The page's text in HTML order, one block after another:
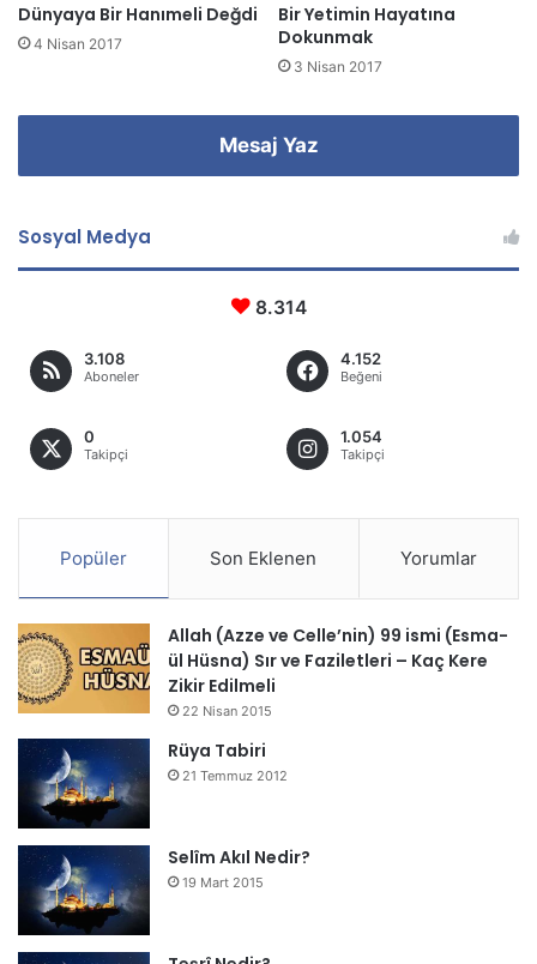
Dünyaya Bir Hanımeli Değdi
4 Nisan 2017
Bir Yetimin Hayatına
Dokunmak
3 Nisan 2017
Mesaj Yaz
Sosyal Medya
8.314
3.108
Aboneler
4.152
Beğeni
0
Takipçi
1.054
Takipçi
Popüler Son Eklenen Yorumlar
Allah (Azze ve Celle’nin) 99 ismi (Esma-
ül Hüsna) Sır ve Faziletleri – Kaç Kere
Zikir Edilmeli
22 Nisan 2015
Rüya Tabiri
21 Temmuz 2012
Selîm Akıl Nedir?
19 Mart 2015